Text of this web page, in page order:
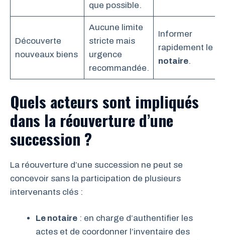
que possible.
Découverte
nouveaux biens
Aucune limite
stricte mais
urgence
recommandée.
Informer
rapidement le
notaire.
Quels acteurs sont impliqués
dans la réouverture d’une
succession ?
La réouverture d’une succession ne peut se
concevoir sans la participation de plusieurs
intervenants clés :
Le notaire : en charge d’authentifier les
actes et de coordonner l’inventaire des